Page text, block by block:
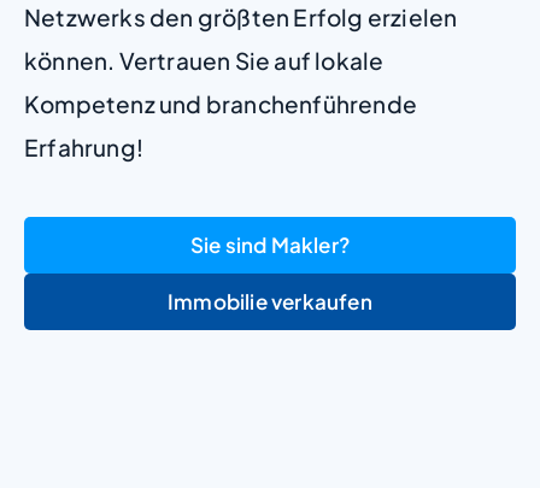
Netzwerks den größten Erfolg erzielen
können. Vertrauen Sie auf lokale
Kompetenz und branchenführende
Erfahrung!
Sie sind Makler?
Immobilie verkaufen